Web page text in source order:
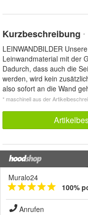
Kurzbeschreibung *
LEINWANDBILDER
Leinwandmaterial mit der
Dadurch, dass auch die
werden, wird kein
also sofort an die Wand
* maschinell aus der
Muralo24
100%
Anrufen